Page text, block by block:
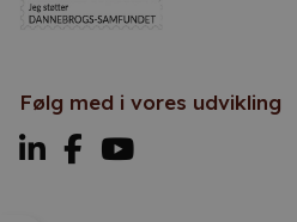
Følg med i vores udvikling